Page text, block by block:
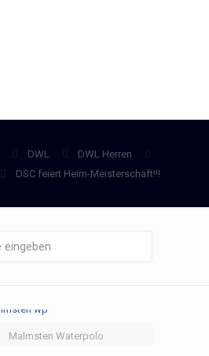
DWL
DWL Herren
DSC feiert Heim-Meisterschaft!!!
Malmsten Waterpolo